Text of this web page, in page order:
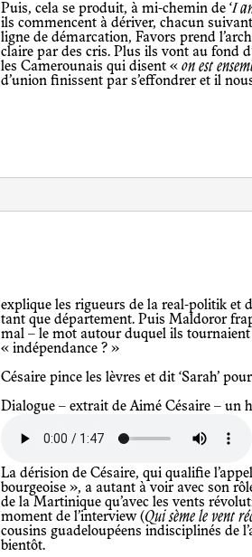
Puis, cela se produit, à mi-chemin de ‘I
ils commencent à dériver, chacun
ligne de démarcation, Favors prend
claire par des cris. Plus ils vont au fond
les Camerounais qui disent «on est
d’union finissent par s’effondrer et il
explique les rigueurs de la real-politik et déconstruit le statut de la Martinique en
tant que département. Puis Maldoror
mal – le mot autour duquel ils
« indépendance ? »
Césaire pince les lèvres et dit ‘Sarah’
Dialogue – extrait de Aimé Césaire – un
La dérision de Césaire, qui qualifie l’appel à l’indépendance d’« impatience
bourgeoise », a autant à voir avec son
de la Martinique qu’avec les vents
moment de l’interview (Qui sème le vent
cousins guadeloupéens indisciplinés de
bientôt.